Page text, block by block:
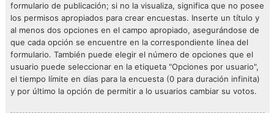
formulario de publicación; si no la visualiza, significa que no posee
los permisos apropiados para crear encuestas. Inserte un título y
al menos dos opciones en el campo apropiado, asegurándose de
que cada opción se encuentre en la correspondiente línea del
formulario. También puede elegir el número de opciones que el
usuario puede seleccionar en la etiqueta "Opciones por usuario",
el tiempo límite en días para la encuesta (0 para duración infinita)
y por último la opción de permitir a lo usuarios cambiar su votos.